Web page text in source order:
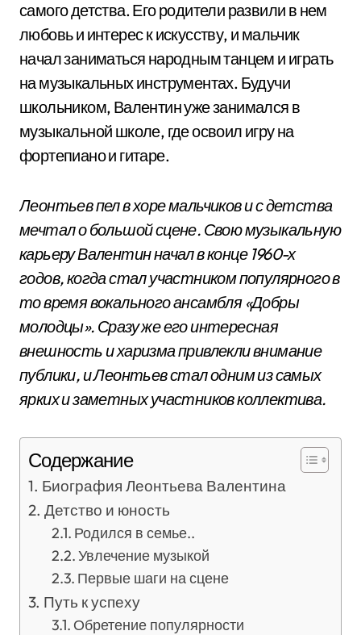
самого детства. Его родители развили в нем
любовь и интерес к искусству, и мальчик
начал заниматься народным танцем и играть
на музыкальных инструментах. Будучи
школьником, Валентин уже занимался в
музыкальной школе, где освоил игру на
фортепиано и гитаре.
Леонтьев пел в хоре мальчиков и с детства
мечтал о большой сцене. Свою музыкальную
карьеру Валентин начал в конце 1960-х
годов, когда стал участником популярного в
то время вокального ансамбля «Добры
молодцы». Сразу же его интересная
внешность и харизма привлекли внимание
публики, и Леонтьев стал одним из самых
ярких и заметных участников коллектива.
Содержание
Биография Леонтьева Валентина
Детство и юность
Родился в семье..
Увлечение музыкой
Первые шаги на сцене
Путь к успеху
Обретение популярности